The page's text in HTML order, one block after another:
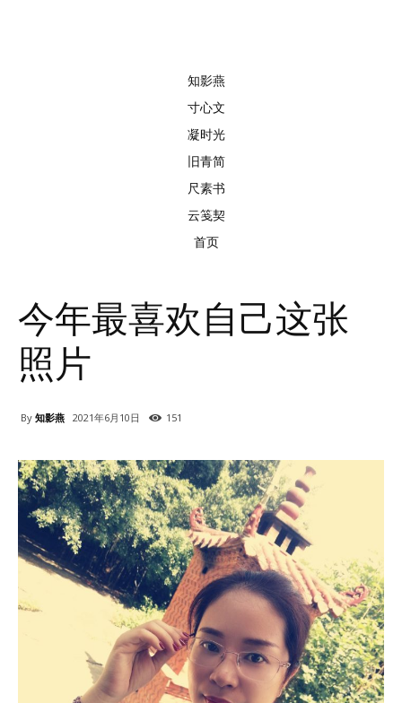
知影燕
寸心文
凝时光
旧青简
尺素书
云笺契
首页
今年最喜欢自己这张
照片
By 知影燕 2021年6月10日 151